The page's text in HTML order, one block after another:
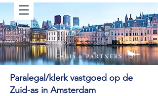
Paralegal/klerk vastgoed op de
Zuid-as in Amsterdam